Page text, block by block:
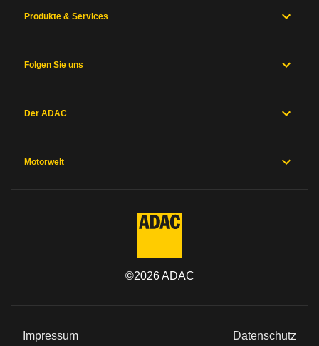
Produkte & Services
Folgen Sie uns
Der ADAC
Motorwelt
©2026ADAC
Impressum Datenschutz